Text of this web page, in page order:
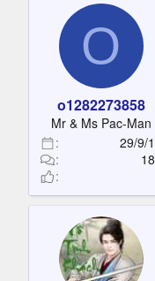
e
r
i
O
o1282273858
Mr & Ms Pac-Man
29/9/